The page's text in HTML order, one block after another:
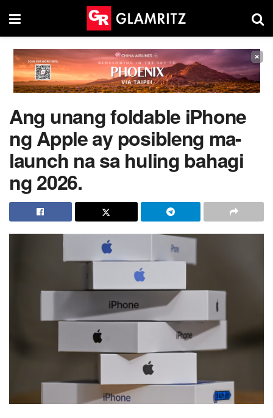
×
Ang unang foldable iPhone
ng Apple ay posibleng ma-
launch na sa huling bahagi
ng 2026.